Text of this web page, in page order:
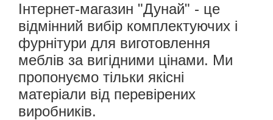
Інтернет-магазин "Дунай" - це
відмінний вибір комплектуючих і
фурнітури для виготовлення
меблів за вигідними цінами. Ми
пропонуємо тільки якісні
матеріали від перевірених
виробників.